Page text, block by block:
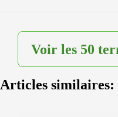
Voir les 50
Articles similaires: